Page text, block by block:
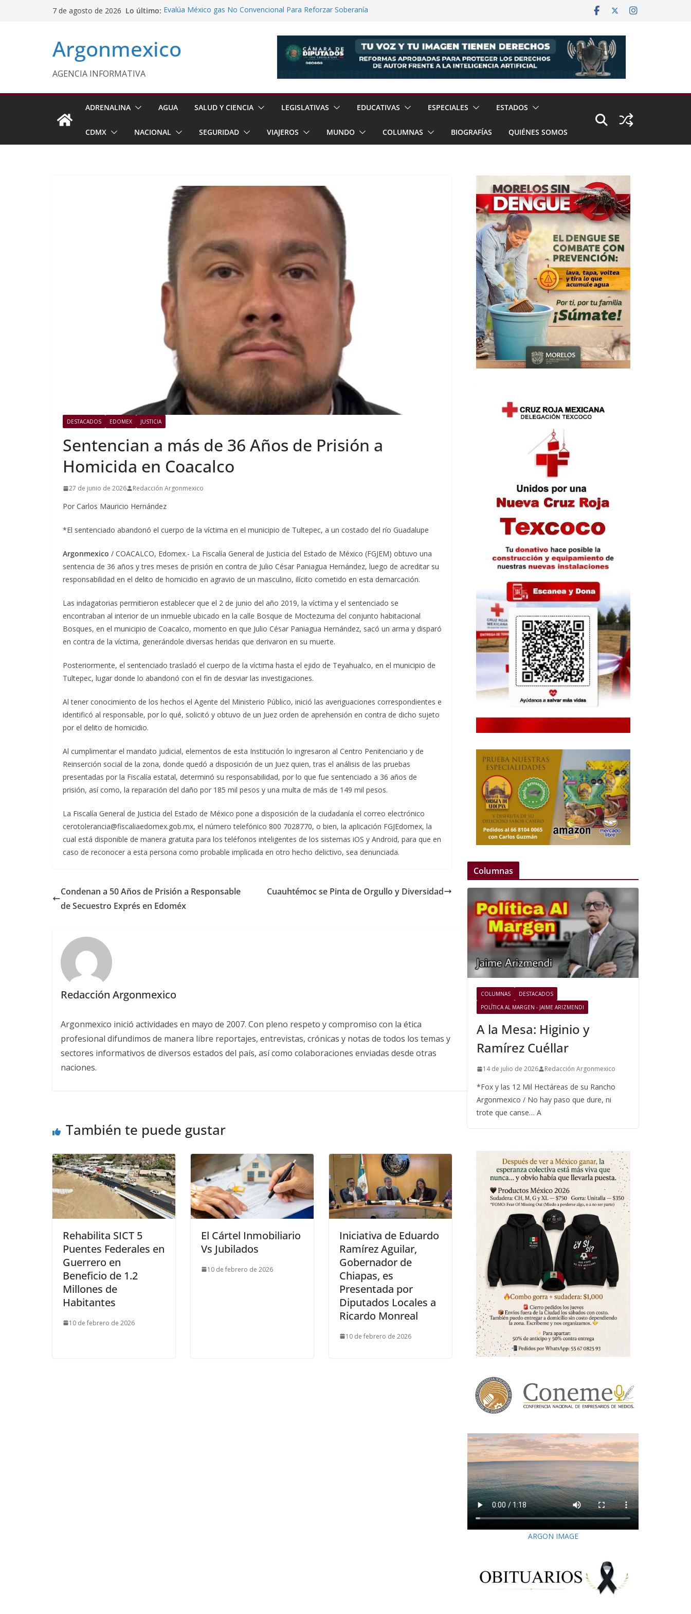
7 de agosto de 2026 Lo último: Evalúa México gas No Convencional Para Reforzar Soberanía
Texcoco Fortalece Prestaciones de Trabajadores del
Aseguran Casi 10 Millones de Cigarrillos Apócrifos en
Michoacán
Argonmexico
AGENCIA INFORMATIVA
ADRENALINA AGUA SALUD Y CIENCIA LEGISLATIVAS EDUCATIVAS ESPECIALES ESTADOS
CDMX NACIONAL SEGURIDAD VIAJEROS MUNDO COLUMNAS BIOGRAFÍAS QUIÉNES SOMOS
DESTACADOS EDOMEX JUSTICIA
Sentencian a más de 36 Años de Prisión a
Homicida en Coacalco
27 de junio de 2026 Redacción Argonmexico
Por Carlos Mauricio Hernández
*El sentenciado abandonó el cuerpo de la víctima en el municipio de Tultepec, a un costado del río Guadalupe
Argonmexico / COACALCO, Edomex.- La Fiscalía General de Justicia del Estado de México (FGJEM) obtuvo una
sentencia de 36 años y tres meses de prisión en contra de Julio César Paniagua Hernández, luego de acreditar su
responsabilidad en el delito de homicidio en agravio de un masculino, ilícito cometido en esta demarcación.
Las indagatorias permitieron establecer que el 2 de junio del año 2019, la víctima y el sentenciado se
encontraban al interior de un inmueble ubicado en la calle Bosque de Moctezuma del conjunto habitacional
Bosques, en el municipio de Coacalco, momento en que Julio César Paniagua Hernández, sacó un arma y disparó
en contra de la víctima, generándole diversas heridas que derivaron en su muerte.
Posteriormente, el sentenciado trasladó el cuerpo de la víctima hasta el ejido de Teyahualco, en el municipio de
Tultepec, lugar donde lo abandonó con el fin de desviar las investigaciones.
Al tener conocimiento de los hechos el Agente del Ministerio Público, inició las averiguaciones correspondientes e
identificó al responsable, por lo qué, solicitó y obtuvo de un Juez orden de aprehensión en contra de dicho sujeto
por el delito de homicidio.
Al cumplimentar el mandato judicial, elementos de esta Institución lo ingresaron al Centro Penitenciario y de
Reinserción social de la zona, donde quedó a disposición de un Juez quien, tras el análisis de las pruebas
presentadas por la Fiscalía estatal, determinó su responsabilidad, por lo que fue sentenciado a 36 años de
prisión, así como, la reparación del daño por 185 mil pesos y una multa de más de 149 mil pesos.
La Fiscalía General de Justicia del Estado de México pone a disposición de la ciudadanía el correo electrónico
cerotolerancia@fiscaliaedomex.gob.mx, el número telefónico 800 7028770, o bien, la aplicación FGJEdomex, la
cual está disponible de manera gratuita para los teléfonos inteligentes de los sistemas iOS y Android, para que en
caso de reconocer a esta persona como probable implicada en otro hecho delictivo, sea denunciada.
Condenan a 50 Años de Prisión a Responsable
de Secuestro Exprés en Edoméx
Cuauhtémoc se Pinta de Orgullo y Diversidad
Redacción Argonmexico
Argonmexico inició actividades en mayo de 2007. Con pleno respeto y compromiso con la ética
profesional difundimos de manera libre reportajes, entrevistas, crónicas y notas de todos los temas y
sectores informativos de diversos estados del país, así como colaboraciones enviadas desde otras
naciones.
También te puede gustar
Rehabilita SICT 5
Puentes Federales en
Guerrero en
Beneficio de 1.2
Millones de
Habitantes
10 de febrero de 2026
El Cártel Inmobiliario
Vs Jubilados
10 de febrero de 2026
Iniciativa de Eduardo
Ramírez Aguilar,
Gobernador de
Chiapas, es
Presentada por
Diputados Locales a
Ricardo Monreal
10 de febrero de 2026
Columnas
COLUMNAS
DESTACADOS
POLÍTICA AL MARGEN - JAIME ARIZMENDI
A la Mesa: Higinio y
Ramírez Cuéllar
14 de julio de 2026 Redacción Argonmexico
*Fox y las 12 Mil Hectáreas de su Rancho
Argonmexico / No hay paso que dure, ni
trote que canse… A
ARGON IMAGE